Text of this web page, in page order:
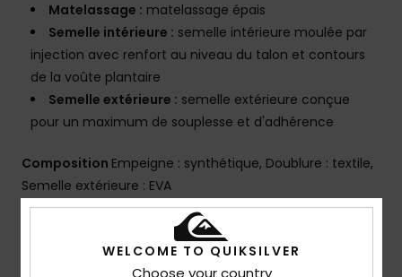
Matelassage : matelassage épais
Semelle intérieure : semelle intérieure moulée par
injection avec renfort au niveau du talon et contours
de la voûte plantaire
Semelle extérieure : semelle extérieure conçue
pour un maximum de souplesse et d'adhérence
Composition Empeigne : synthétique, Doublure : textile,
Semelle extérieure : EVA
Traçabilité du produit (Loi Agec)
WELCOME TO QUIKSILVER
Choose your country